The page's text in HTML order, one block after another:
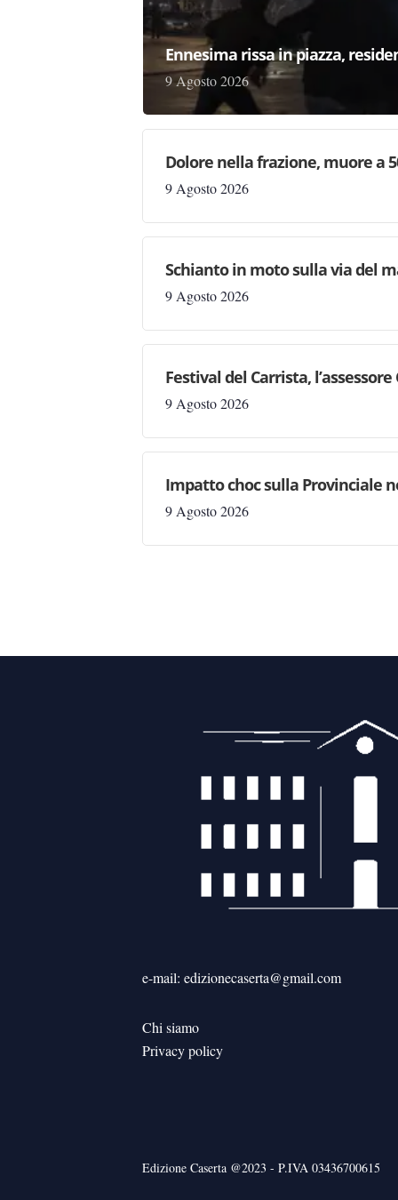
Ennesima rissa in piazza,
9 Agosto 2026
Dolore nella frazione, muore a
9 Agosto 2026
Schianto in moto sulla via del
9 Agosto 2026
Festival del Carrista,
9 Agosto 2026
Impatto choc sulla Provinciale
9 Agosto 2026
e-mail: edizionecaserta@gmail.com
Chi siamo
Privacy policy
Edizione Caserta @2023 - P.IVA 03436700615